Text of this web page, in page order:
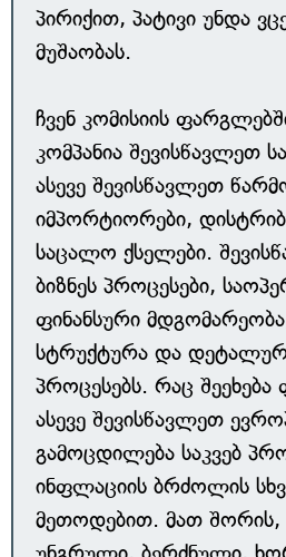
პირიქით, პატივი უნდა
მუშაობას.
ჩვენ კომისიის
კომპანია შევისწავლეთ
ასევე შევისწავლეთ
იმპორტიორები,
საცალო ქსელები.
ბიზნეს პროცესები,
ფინანსური
სტრუქტურა და
პროცესებს. რაც შეეხება
ასევე შევისწავლეთ
გამოცდილება საკვებ
ინფლაციის ბრძოლის
მეთოდებით. მათ შორის,